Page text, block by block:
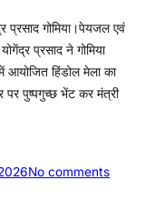
प्रसाद गोमिया।पेयजल एवं
प्रसाद ने गोमिया
आयोजित हिंडोल मेला का
पर पुष्पगुच्छ भेंट कर मंत्री
No commentso